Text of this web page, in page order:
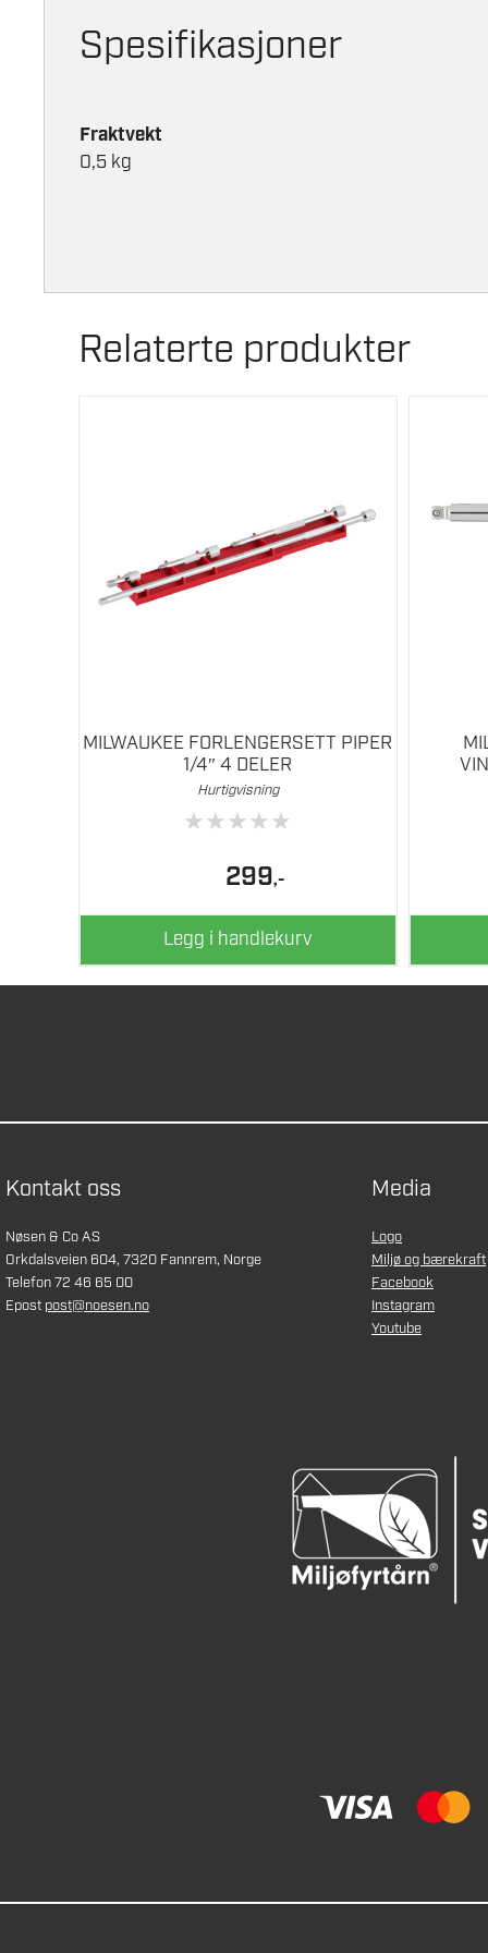
Spesifikasjoner
Fraktvekt
0,5 kg
Relaterte produkter
MILWAUKEE FORLENGERSETT PIPER
1/4″ 4 DELER
Hurtigvisning
★★★★★
299,-
Legg i handlekurv
Kontakt oss
Nøsen & Co AS
Orkdalsveien 604, 7320 Fannrem, Norge
Telefon 72 46 65 00
Epost post@noesen.no
Media
Logo
Miljø og bærekraft
Facebook
Instagram
Youtube